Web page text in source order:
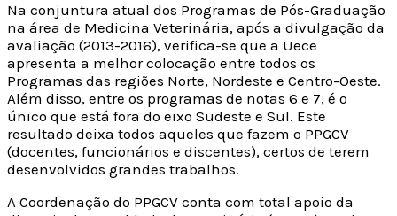
Na conjuntura atual dos Programas de Pós-Graduação
na área de Medicina Veterinária, após a divulgação da
avaliação (2013-2016), verifica-se que a Uece
apresenta a melhor colocação entre todos os
Programas das regiões Norte, Nordeste e Centro-Oeste.
Além disso, entre os programas de notas 6 e 7, é o
único que está fora do eixo Sudeste e Sul. Este
resultado deixa todos aqueles que fazem o PPGCV
(docentes, funcionários e discentes), certos de terem
desenvolvidos grandes trabalhos.
A Coordenação do PPGCV conta com total apoio da